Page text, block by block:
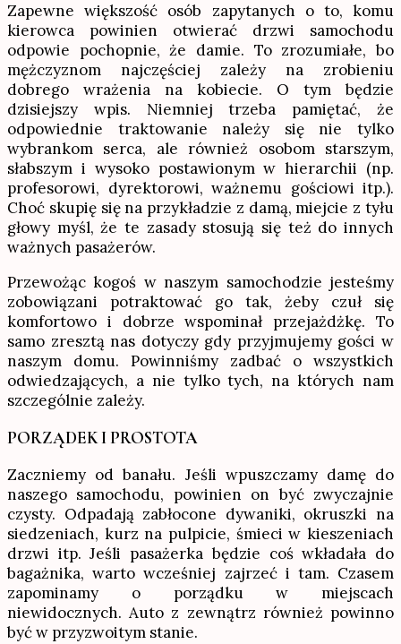
Zapewne większość osób zapytanych o to, komu
kierowca powinien otwierać drzwi samochodu
odpowie pochopnie, że damie. To zrozumiałe, bo
mężczyznom najczęściej zależy na zrobieniu
dobrego wrażenia na kobiecie. O tym będzie
dzisiejszy wpis. Niemniej trzeba pamiętać, że
odpowiednie traktowanie należy się nie tylko
wybrankom serca, ale również osobom starszym,
słabszym i wysoko postawionym w hierarchii (np.
profesorowi, dyrektorowi, ważnemu gościowi itp.).
Choć skupię się na przykładzie z damą, miejcie z tyłu
głowy myśl, że te zasady stosują się też do innych
ważnych pasażerów.
Przewożąc kogoś w naszym samochodzie jesteśmy
zobowiązani potraktować go tak, żeby czuł się
komfortowo i dobrze wspominał przejażdżkę. To
samo zresztą nas dotyczy gdy przyjmujemy gości w
naszym domu. Powinniśmy zadbać o wszystkich
odwiedzających, a nie tylko tych, na których nam
szczególnie zależy.
PORZĄDEK I PROSTOTA
Zaczniemy od banału. Jeśli wpuszczamy damę do
naszego samochodu, powinien on być zwyczajnie
czysty. Odpadają zabłocone dywaniki, okruszki na
siedzeniach, kurz na pulpicie, śmieci w kieszeniach
drzwi itp. Jeśli pasażerka będzie coś wkładała do
bagażnika, warto wcześniej zajrzeć i tam. Czasem
zapominamy o porządku w miejscach
niewidocznych. Auto z zewnątrz również powinno
być w przyzwoitym stanie.